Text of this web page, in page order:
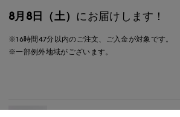
8月8日（土） にお届けします！
※16時間47分以内のご注文、ご入金が対象です。
※一部例外地域がございます。